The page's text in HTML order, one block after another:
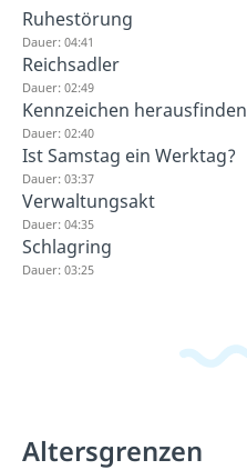
Ruhestörung
Dauer: 04:41
Reichsadler
Dauer: 02:49
Kennzeichen herausfinden
Dauer: 02:40
Ist Samstag ein Werktag?
Dauer: 03:37
Verwaltungsakt
Dauer: 04:35
Schlagring
Dauer: 03:25
Altersgrenzen